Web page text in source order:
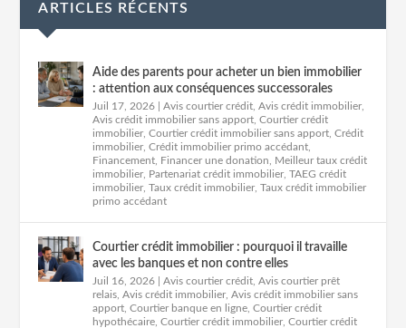
ARTICLES RÉCENTS
Aide des parents pour acheter un bien immobilier
: attention aux conséquences successorales
Juil 17, 2026 |Avis courtier crédit ,Avis crédit immobilier
Avis crédit immobilier sans apport ,Courtier crédit
immobilier ,Courtier crédit immobilier sans apport ,Crédit
immobilier ,Crédit immobilier primo accédant
Financement
Financer une donation
Meilleur taux crédit
immobilier
Partenariat crédit immobilier ,TAEG crédit
immobilier ,Taux crédit immobilier ,Taux crédit immobilier
primo accédant
Courtier crédit immobilier : pourquoi il travaille
avec les banques et non contre elles
Juil 16, 2026 |Avis courtier crédit ,Avis courtier prêt
relais ,Avis crédit immobilier ,Avis crédit immobilier sans
apport ,Courtier banque en ligne ,Courtier crédit
hypothécaire ,Courtier crédit immobilier ,Courtier crédit